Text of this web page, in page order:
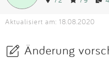
Aktualisiert am: 18.08.2020
Änderung